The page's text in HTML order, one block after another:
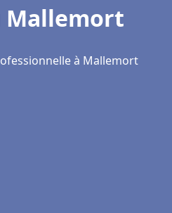
Mallemort
à Mallemort